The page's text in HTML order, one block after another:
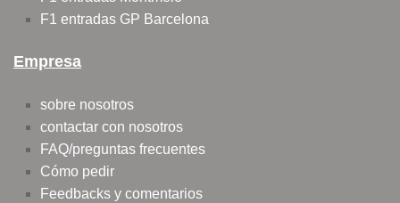
F1 entradas GP Barcelona
Empresa
sobre nosotros
contactar con nosotros
FAQ/preguntas frecuentes
Cómo pedir
Feedbacks y comentarios